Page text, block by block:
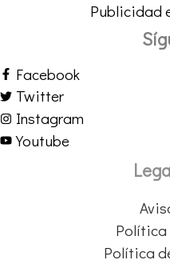
Publicidad
Facebook
Twitter
Instagram
Youtube
Política
Política